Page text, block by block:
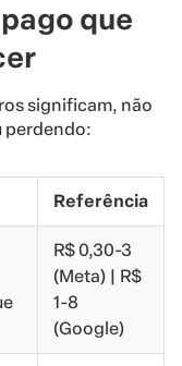
que
significam, não
perdendo:
Referência
R$ 0,30-3
(Meta) | R$
1-8
(Google)